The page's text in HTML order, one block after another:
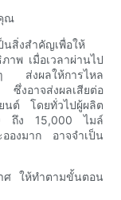
ณ
นสิ่งสำคัญเพื่อให้
าพ เมื่อเวลาผ่านไป
ๆ ส่งผลให้การไหล
งอาจส่งผลเสียต่อ
นต์ โดยทั่วไปผู้ผลิต
ถึง 15,000 ไมล์
องมาก อาจจำเป็น
าศ ให้ทำตามขั้นตอน